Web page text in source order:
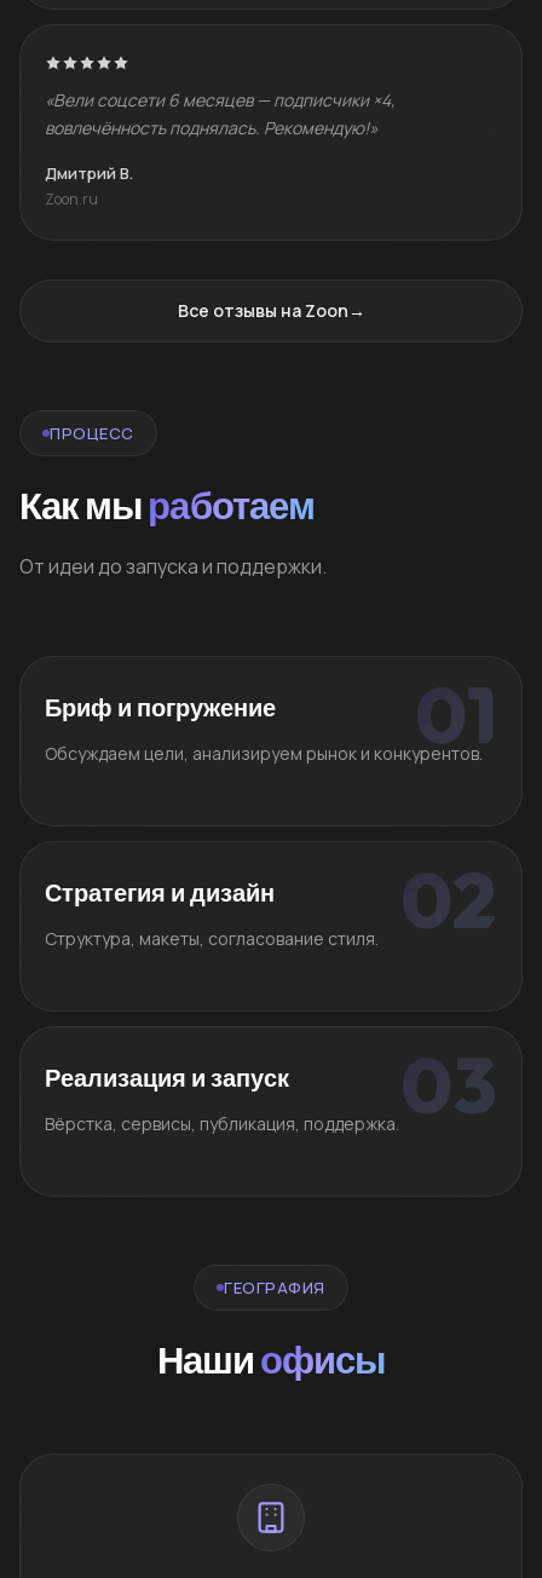
«Вели соцсети 6 месяцев — подписчики ×4,
вовлечённость поднялась. Рекомендую!»
Дмитрий В.
Zoon.ru
Все отзывы на Zoon→
ПРОЦЕСС
Как мыработаем
От идеи до запуска и поддержки.
Бриф и погружение
Обсуждаем цели, анализируем рынок и конкурентов.
Стратегия и дизайн
Структура, макеты, согласование стиля.
Реализация и запуск
Вёрстка, сервисы, публикация, поддержка.
ГЕОГРАФИЯ
Нашиофисы